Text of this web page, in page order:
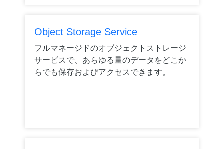
Object Storage Service
フルマネージドのオブジェクトストレージ
サービスで、あらゆる量のデータをどこか
らでも保存およびアクセスできます。